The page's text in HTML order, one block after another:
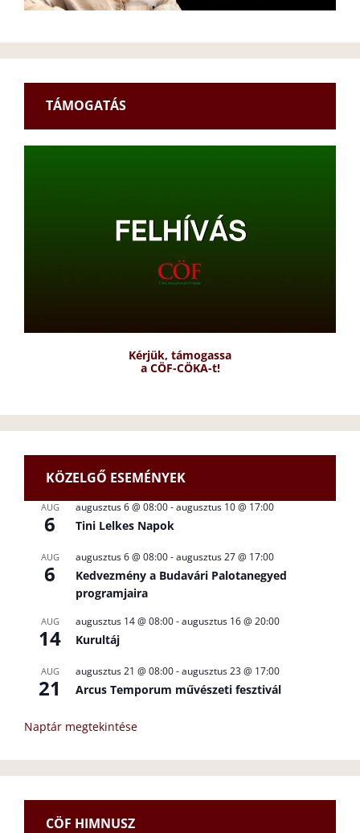
TÁMOGATÁS
Kérjük, támogassa
a CÖF-CÖKA-t!
KÖZELGŐ ESEMÉNYEK
AUG
6
augusztus 6 @ 08:00-augusztus 10 @ 17:00
Tini Lelkes Napok
AUG
6
augusztus 6 @ 08:00-augusztus 27 @ 17:00
Kedvezmény a Budavári Palotanegyed
programjaira
AUG
14
augusztus 14 @ 08:00-augusztus 16 @ 20:00
Kurultáj
AUG
21
augusztus 21 @ 08:00-augusztus 23 @ 17:00
Arcus Temporum művészeti fesztivál
Naptár megtekintése
CÖF HIMNUSZ